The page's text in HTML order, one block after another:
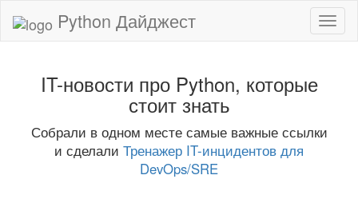
Python Дайджест
IT-новости про Python, которые
стоит знать
Собрали в одном месте самые важные ссылки
и сделали Тренажер IT-инцидентов для
DevOps/SRE